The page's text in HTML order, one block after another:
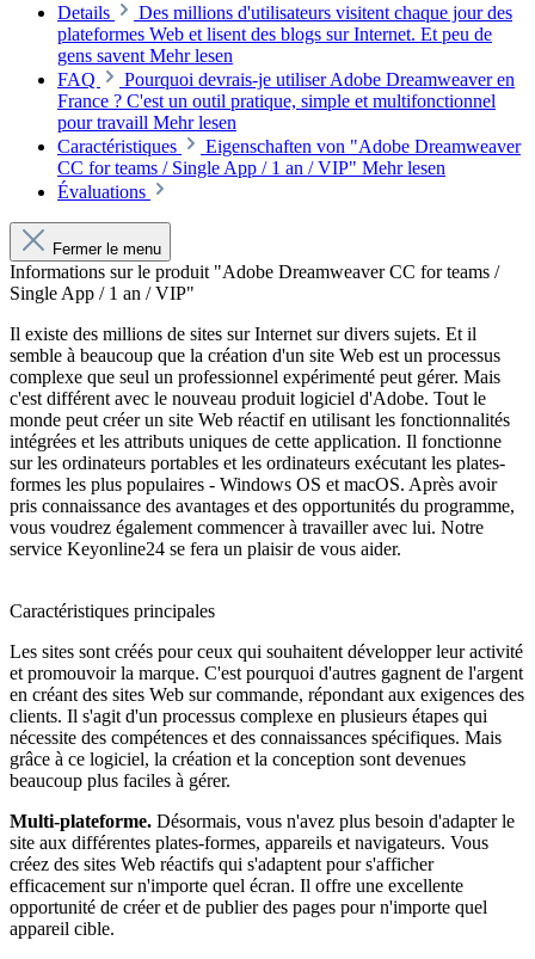
Details
Des millions d'utilisateurs visitent chaque jour des
plateformes Web et lisent des blogs sur Internet. Et peu de
gens savent Mehr lesen
FAQ
Pourquoi devrais-je utiliser Adobe Dreamweaver en
France ? C'est un outil pratique, simple et multifonctionnel
pour travaill Mehr lesen
Caractéristiques
Eigenschaften von "Adobe Dreamweaver
CC for teams / Single App / 1 an / VIP" Mehr lesen
Évaluations
Fermer le menu
Informations sur le produit "Adobe Dreamweaver CC for teams /
Single App / 1 an / VIP"
Il existe des millions de sites sur Internet sur divers sujets. Et il
semble à beaucoup que la création d'un site Web est un processus
complexe que seul un professionnel expérimenté peut gérer. Mais
c'est différent avec le nouveau produit logiciel d'Adobe. Tout le
monde peut créer un site Web réactif en utilisant les fonctionnalités
intégrées et les attributs uniques de cette application. Il fonctionne
sur les ordinateurs portables et les ordinateurs exécutant les plates-
formes les plus populaires - Windows OS et macOS. Après avoir
pris connaissance des avantages et des opportunités du programme,
vous voudrez également commencer à travailler avec lui. Notre
service Keyonline24 se fera un plaisir de vous aider.
Caractéristiques principales
Les sites sont créés pour ceux qui souhaitent développer leur activité
et promouvoir la marque. C'est pourquoi d'autres gagnent de l'argent
en créant des sites Web sur commande, répondant aux exigences des
clients. Il s'agit d'un processus complexe en plusieurs étapes qui
nécessite des compétences et des connaissances spécifiques. Mais
grâce à ce logiciel, la création et la conception sont devenues
beaucoup plus faciles à gérer.
Multi-plateforme. Désormais, vous n'avez plus besoin d'adapter le
site aux différentes plates-formes, appareils et navigateurs. Vous
créez des sites Web réactifs qui s'adaptent pour s'afficher
efficacement sur n'importe quel écran. Il offre une excellente
opportunité de créer et de publier des pages pour n'importe quel
appareil cible.